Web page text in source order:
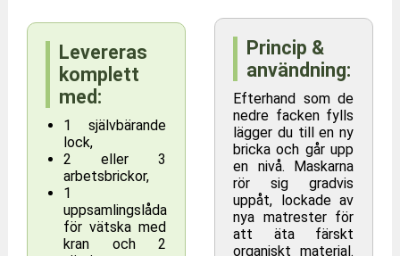
Levereras
komplett
med:
1 självbärande
lock,
2 eller 3
arbetsbrickor,
1
uppsamlingslåda
för vätska med
kran och 2
Princip &
användning:
Efterhand som de
nedre facken fylls
lägger du till en ny
bricka och går upp
en nivå. Maskarna
rör sig gradvis
uppåt, lockade av
nya matrester för
att äta färskt
organiskt material.